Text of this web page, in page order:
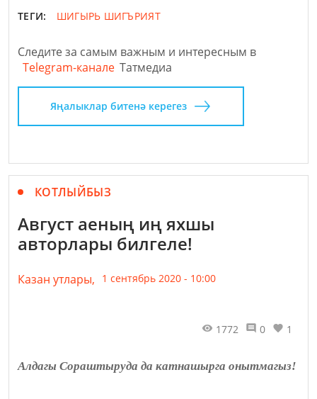
ТЕГИ: ШИГЫРЬ ШИГЪРИЯТ
Следите за самым важным и интересным в
Telegram-канале Татмедиа
Яңалыклар битенә керегез
КОТЛЫЙБЫЗ
Август аеның иң яхшы
авторлары билгеле!
Казан утлары, 1 сентябрь 2020 - 10:00
1772 0 1
Алдагы Сораштыруда да катнашырга онытмагыз!